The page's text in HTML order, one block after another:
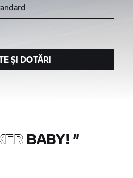
ȘI DOTĂRI
BABY!”